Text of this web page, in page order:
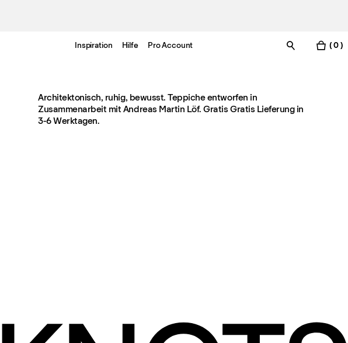
Inspiration Hilfe Pro Account ( 0 )
Architektonisch, ruhig, bewusst. Teppiche entworfen in
Zusammenarbeit mit Andreas Martin Löf. Gratis Gratis Lieferung in
3-6 Werktagen.